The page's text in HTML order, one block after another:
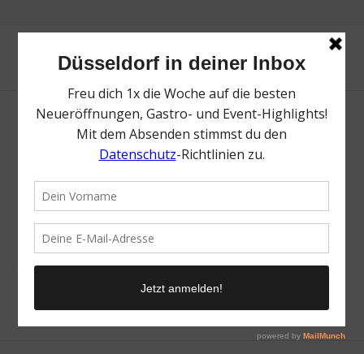
Neue Suche
Suchergebnis nicht zufriedenstellend? Versuche es mal mit
einem Wortteil oder einer anderen Schreibweise.